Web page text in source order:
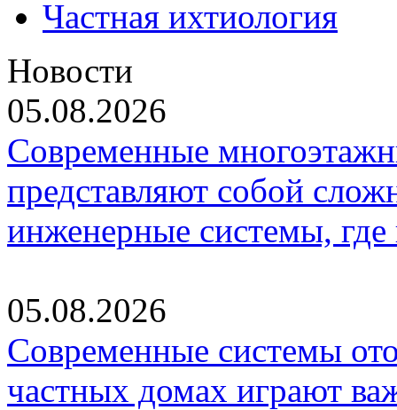
Частная ихтиология
Новости
05.08.2026
Современные
представляют собой
инженерные системы,
05.08.2026
Современные системы
частных домах играют